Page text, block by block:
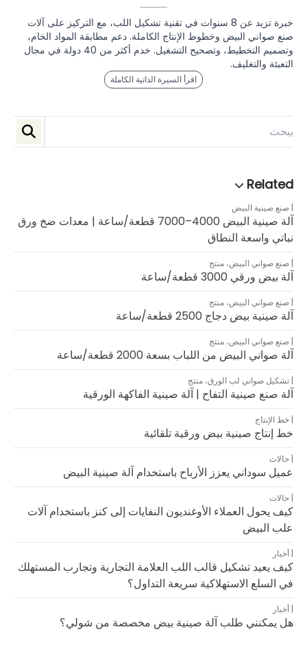
خبرة تزيد عن 8 سنوات في تقنية تشكيل اللب، مع التركيز على آلات
صنع صواني البيض وخطوط الإنتاج الكاملة. دعم مطابقة المواد الخام،
وتصميم التخطيط، وتصحيح التشغيل. خدم أكثر من 40 دولة في مجال
التعبئة والتغليف.
اقرأ السيرة الذاتية الكاملة
صنع صينية البيض
آلة صينية البيض 4000–7000 قطعة/ساعة | معدات ضخ ورق
نباتي واسعة النطاق
صنع صواني البيض، منتج
آلة بيض ورقي 3000 قطعة/ساعة
صنع صواني البيض، منتج
آلة صينية بيض دجاج 2500 قطعة/ساعة
صنع صواني البيض، منتج
آلة صواني البيض من اللباب بسعة 2000 قطعة/ساعة
تشكيل صواني لب الورق، منتج
آلة صنع صينية التفاح | آلة صينية الفاكهة الورقية
خط الإنتاج
خط إنتاج صينية بيض ورقية تلقائية
حالات
عميل سوداني يعزز الأرباح باستخدام آلة صينية البيض
حالات
كيف يحول العملاء الأوغنديون النفايات إلى كنز باستخدام آلات
علب البيض
أخبار
كيف يعيد تشكيل قالب اللب العلامة التجارية وتجارب المستهلك
في السلع الاستهلاكية سريعة التداول؟
أخبار
هل يمكنني طلب آلة صينية بيض مخصصة من شولي؟